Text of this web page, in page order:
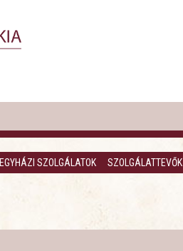
EGYHÁZI SZOLGÁLATOK SZOLGÁLATTEVŐK